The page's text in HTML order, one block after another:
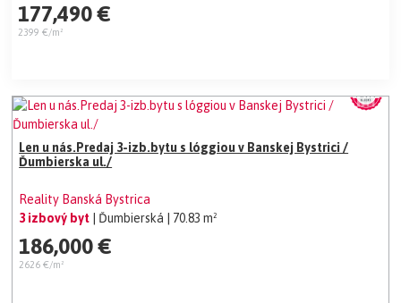
177,490 €
2399 €/m²
Len u nás.Predaj 3-izb.bytu s lóggiou v Banskej Bystrici /
Ďumbierska ul./
Reality Banská Bystrica
3 izbový byt
| Ďumbierská | 70.83 m²
186,000 €
2626 €/m²